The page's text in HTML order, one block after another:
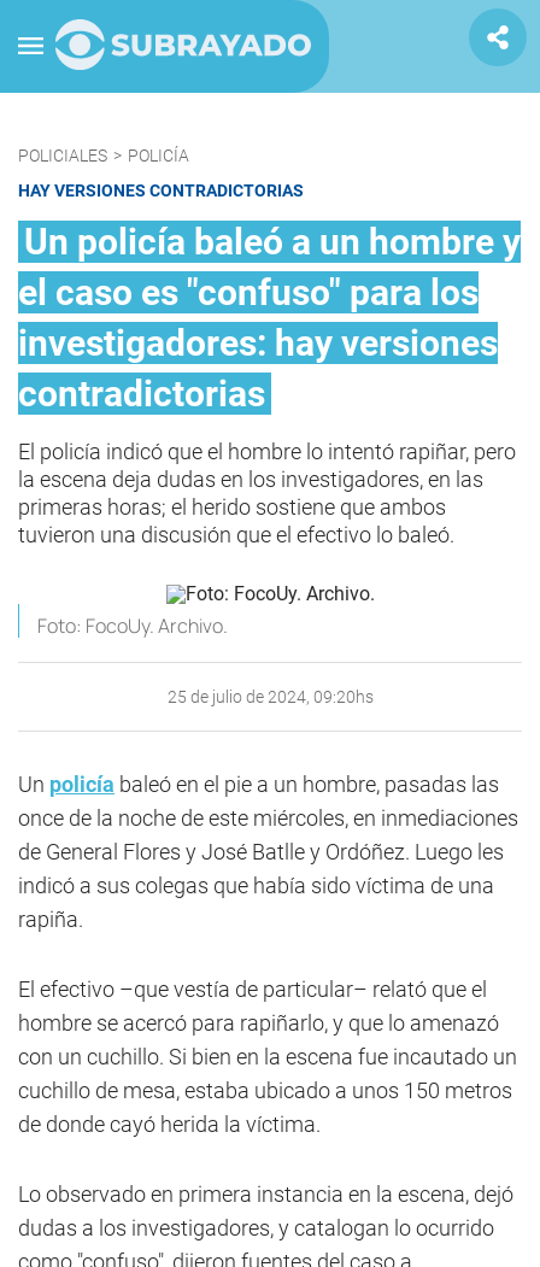
POLICIALES > POLICÍA
HAY VERSIONES CONTRADICTORIAS
Un policía baleó a un hombre y
el caso es "confuso" para los
investigadores: hay versiones
contradictorias
El policía indicó que el hombre lo intentó rapiñar, pero
la escena deja dudas en los investigadores, en las
primeras horas; el herido sostiene que ambos
tuvieron una discusión que el efectivo lo baleó.
Foto: FocoUy. Archivo.
25 de julio de 2024, 09:20hs
Un policía baleó en el pie a un hombre, pasadas las
once de la noche de este miércoles, en inmediaciones
de General Flores y José Batlle y Ordóñez. Luego les
indicó a sus colegas que había sido víctima de una
rapiña.
El efectivo –que vestía de particular– relató que el
hombre se acercó para rapiñarlo, y que lo amenazó
con un cuchillo. Si bien en la escena fue incautado un
cuchillo de mesa, estaba ubicado a unos 150 metros
de donde cayó herida la víctima.
Lo observado en primera instancia en la escena, dejó
dudas a los investigadores, y catalogan lo ocurrido
como "confuso", dijeron fuentes del caso a